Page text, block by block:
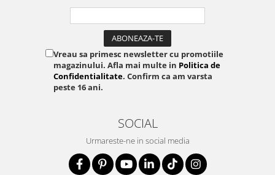
Vreau sa primesc newsletter cu promotiile
magazinului. Afla mai multe in Politica de
Confidentialitate. Confirm ca am varsta
peste 16 ani.
SOCIAL
Urmareste-ne in social media